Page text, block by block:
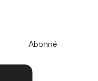
Abonné